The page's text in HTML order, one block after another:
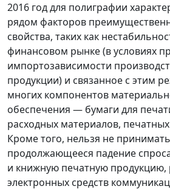
2016 год для полиграфии
рядом факторов
свойства, таких как
финансовом рынке (в условиях
импортозависимости
продукции) и связанное с этим
многих компонентов
обеспечения — бумаги для
расходных материалов,
Кроме того, нельзя не
продолжающееся падение
и книжную печатную продукцию,
электронных средств